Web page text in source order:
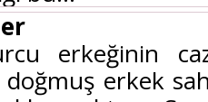
erkeğinin
erkek